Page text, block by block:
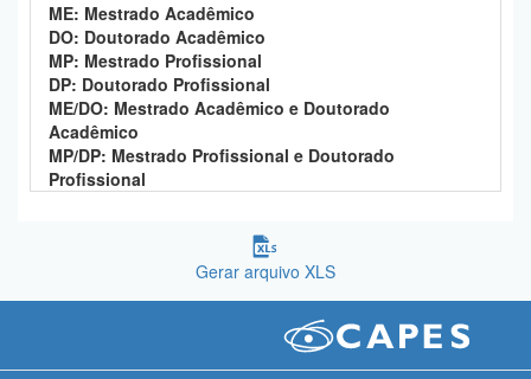
ME: Mestrado Acadêmico
DO: Doutorado Acadêmico
MP: Mestrado Profissional
DP: Doutorado Profissional
ME/DO: Mestrado Acadêmico e Doutorado
Acadêmico
MP/DP: Mestrado Profissional e Doutorado
Profissional
Gerar arquivo XLS